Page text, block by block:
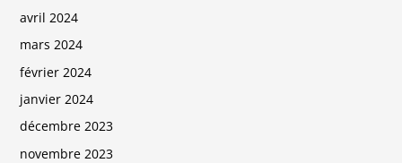
avril 2024
mars 2024
février 2024
janvier 2024
décembre 2023
novembre 2023